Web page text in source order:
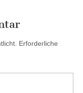
Erforderliche